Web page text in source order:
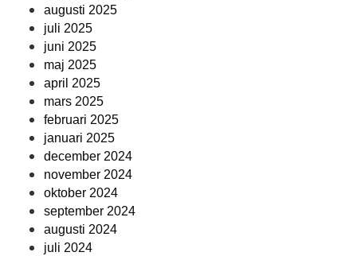
augusti 2025
juli 2025
juni 2025
maj 2025
april 2025
mars 2025
februari 2025
januari 2025
december 2024
november 2024
oktober 2024
september 2024
augusti 2024
juli 2024